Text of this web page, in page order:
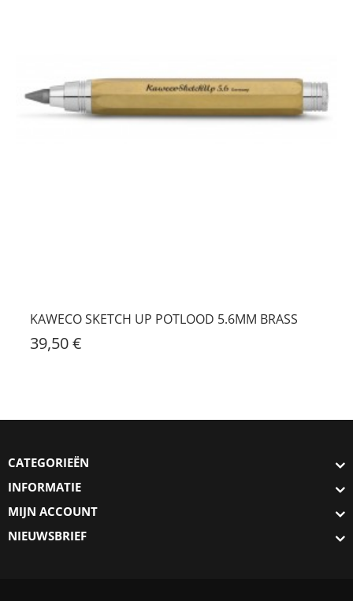
KAWECO SKETCH UP POTLOOD 5.6MM BRASS
39,50 €
CATEGORIEËN
INFORMATIE
MIJN ACCOUNT
NIEUWSBRIEF